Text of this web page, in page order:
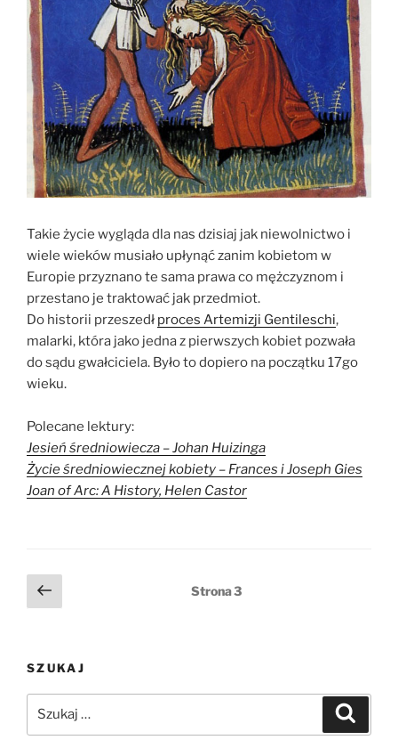
Takie życie wygląda dla nas dzisiaj jak niewolnictwo i
wiele wieków musiało upłynąć zanim kobietom w
Europie przyznano te sama prawa co mężczyznom i
przestano je traktować jak przedmiot.
Do historii przeszedł proces Artemizji Gentileschi,
malarki, która jako jedna z pierwszych kobiet pozwała
do sądu gwałciciela. Było to dopiero na początku 17go
wieku.
Polecane lektury:
Jesień średniowiecza – Johan Huizinga
Życie średniowiecznej kobiety – Frances i Joseph Gies
Joan of Arc: A History, Helen Castor
Stronicowanie
wpisów
Poprzednia
strona
Strona3
SZUKAJ